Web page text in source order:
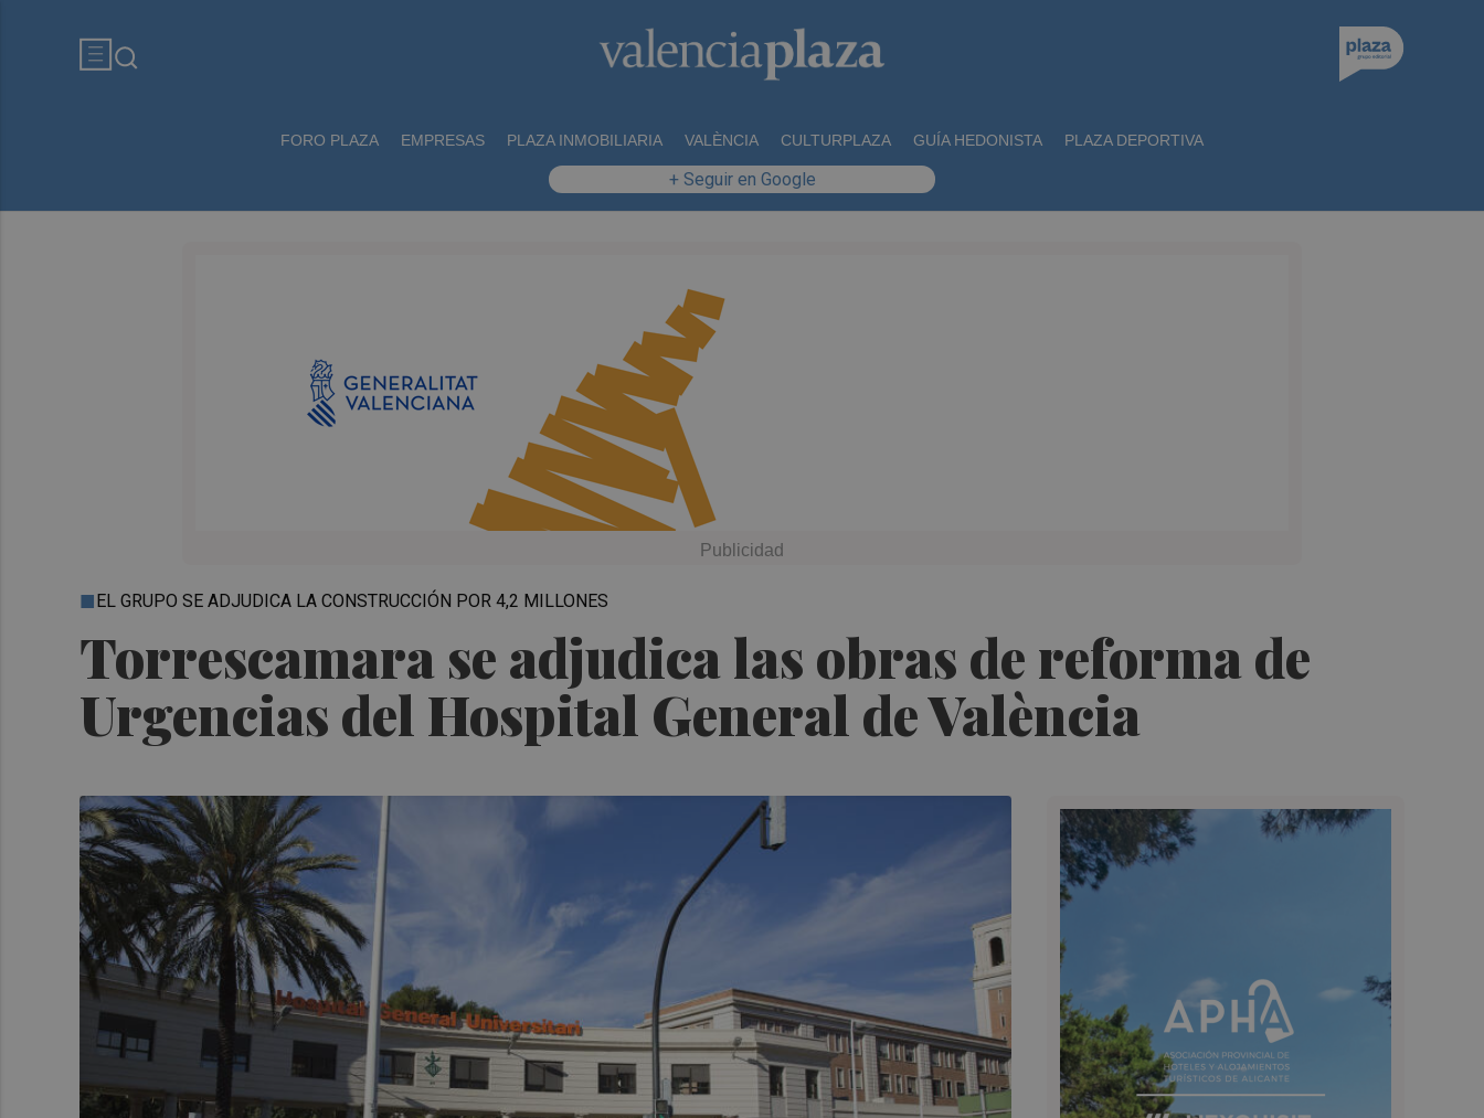
FORO PLAZA EMPRESAS PLAZA INMOBILIARIA VALÈNCIA CULTURPLAZA GUÍA HEDONISTA PLAZA DEPORTIVA
+ Seguir en Google
Torrescamara se adjudica las obras de reforma de
Urgencias del Hospital General de València
EL GRUPO SE ADJUDICA LA CONSTRUCCIÓN POR 4,2 MILLONES